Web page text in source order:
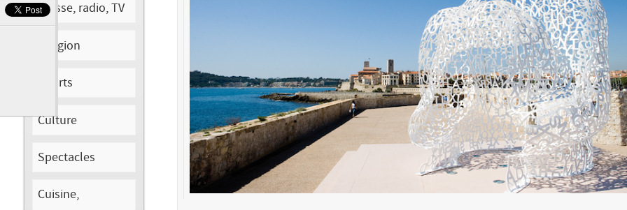
Presse, radio, TV
Religion
Sports
Culture
Spectacles
Cuisine,